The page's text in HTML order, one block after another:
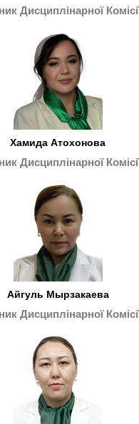
Дисциплінарної
Хамида Атохонова
Дисциплінарної
Айгуль Мырзакаева
Дисциплінарної